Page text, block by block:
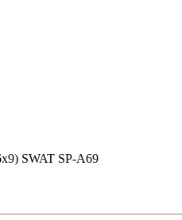
SWAT SP-A69